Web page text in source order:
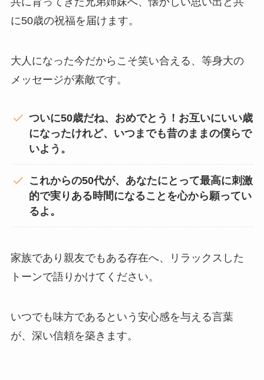
に50歳の祝福を届けます。
大人になった今だからこそ笑い合える、等身大の
メッセージが素敵です。
ついに50歳だね、おめでとう！お互いにいい歳
になったけれど、いつまでも昔のままの僕らで
いよう。
これからの50代が、あなたにとって最高に刺激
的で実りある時間になることを心から願ってい
るよ。
家族であり親友でもある存在へ、リラックスした
トーンで語りかけてください。
いつでも味方であるという安心感を与える言葉
が、深い信頼を築きます。